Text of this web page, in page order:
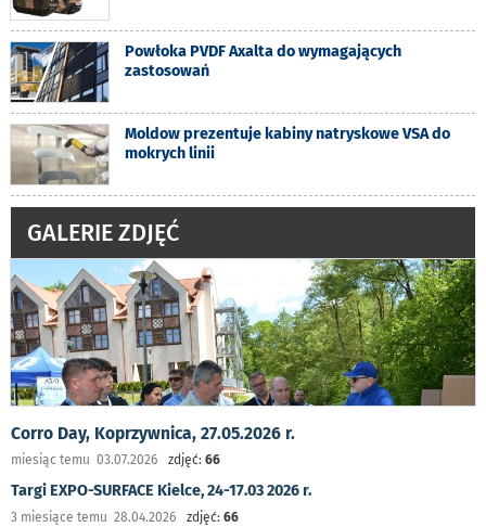
Powłoka PVDF Axalta do wymagających
zastosowań
Moldow prezentuje kabiny natryskowe VSA do
mokrych linii
GALERIE ZDJĘĆ
Corro Day, Koprzywnica, 27.05.2026 r.
miesiąc temu 03.07.2026 zdjęć: 66
Targi EXPO-SURFACE Kielce, 24-17.03 2026 r.
3 miesiące temu 28.04.2026 zdjęć: 66